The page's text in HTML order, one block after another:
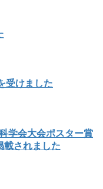
受けました
学会大会ポスター賞
載されました